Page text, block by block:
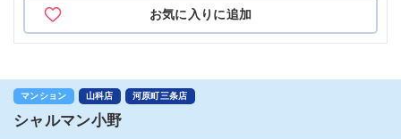
お気に入りに追加
マンション 山科店 河原町三条店
シャルマン小野